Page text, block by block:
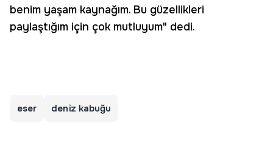
benim yaşam kaynağım. Bu güzellikleri
paylaştığım için çok mutluyum" dedi.
eser deniz kabuğu